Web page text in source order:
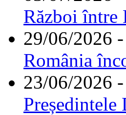
Război între
29/06/2026
România
23/06/2026
Președintele